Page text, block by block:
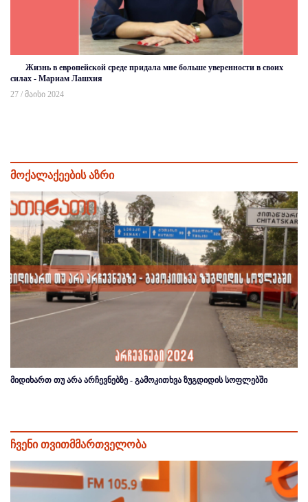
Жизнь в европейской среде придала мне больше уверенности в своих
силах - Мариам Лашхия
27 / მაისი 2024
მოქალაქეების აზრი
მიდიხართ თუ არა არჩევნებზე - გამოკითხვა ზუგდიდის სოფლებში
ჩვენი თვითმმართველობა